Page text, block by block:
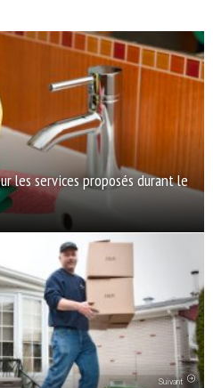
les services proposés durant le
Suivant